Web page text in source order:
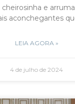
cheirosinha e
aconchegantes
LEIA AGORA »
4 de julho de 2024